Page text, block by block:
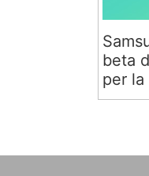
beta
per la